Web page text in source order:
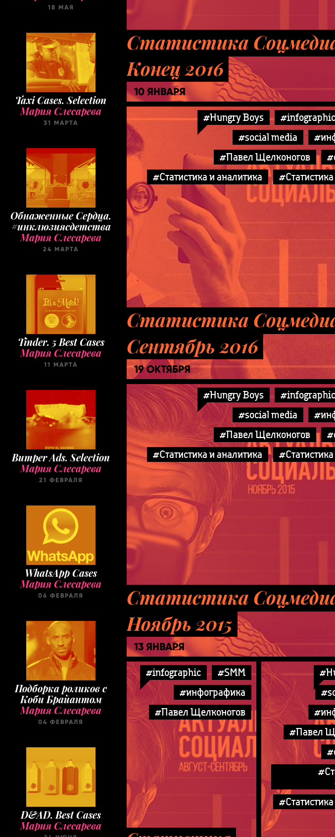
Taxi Cases. Selection
Мария Слесарева
31 МАРТА
Обнаженные Cердца.
#инклюзиясдетства
Мария Слесарева
24 МАРТА
Tinder. 5 Best Cases
Мария Слесарева
11 МАРТА
Bumper Ads. Selection
Мария Слесарева
21 ФЕВРАЛЯ
WhatsApp Cases
Мария Слесарева
06 ФЕВРАЛЯ
Подборка роликов с
Коби Брайантом
Мария Слесарева
04 ФЕВРАЛЯ
D&AD. Best Cases
Мария Слесарева
24 ИЮНЯ
Статистика
Конец 2016
10 ЯНВАРЯ
#Hungry Boys #infographic
#social media
#Павел Щелконогов
#Статистика и аналитика
Статистика
Сентябрь 2016
19 ОКТЯБРЯ
#Hungry Boys #infographic
#social media
#Павел Щелконогов
#Статистика и аналитика
Статистика
Ноябрь 2015
13 ЯНВАРЯ
#infographic
#SMM
#инфографика
#Павел Щелконогов
#Павел